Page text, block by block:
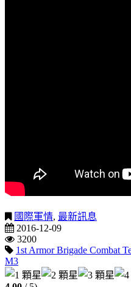
國際軍情, 最新訊息
2016-12-09
3200
1st Armor Brigade Combat
M3